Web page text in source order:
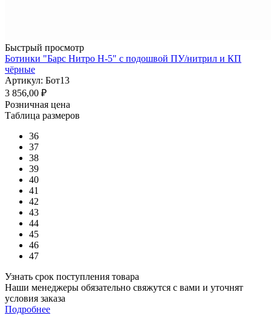
Быстрый просмотр
Ботинки "Барс Нитро Н-5" с подошвой ПУ/нитрил и КП
чёрные
Артикул: Бот13
3 856,00 ₽
Розничная цена
Таблица размеров
36
37
38
39
40
41
42
43
44
45
46
47
Узнать срок поступления товара
Наши менеджеры обязательно свяжутся с вами и уточнят
условия заказа
Подробнее